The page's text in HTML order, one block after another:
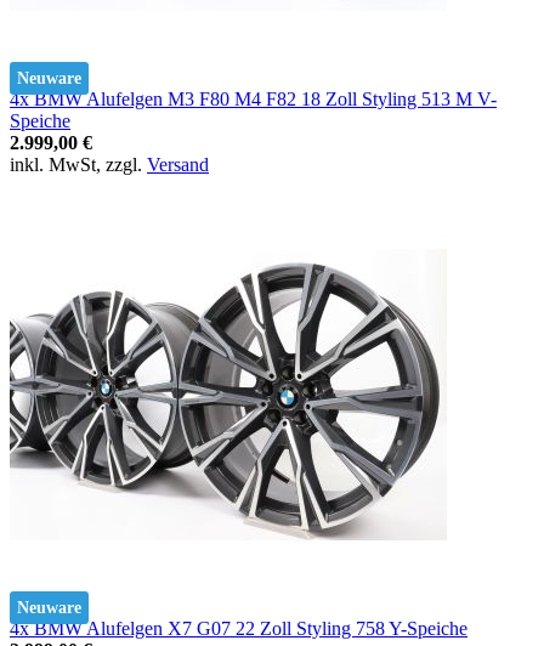
Neuware
4x BMW Alufelgen M3 F80 M4 F82 18 Zoll Styling 513 M V-
Speiche
2.999,00 €
inkl. MwSt, zzgl. Versand
Neuware
4x BMW Alufelgen X7 G07 22 Zoll Styling 758 Y-Speiche